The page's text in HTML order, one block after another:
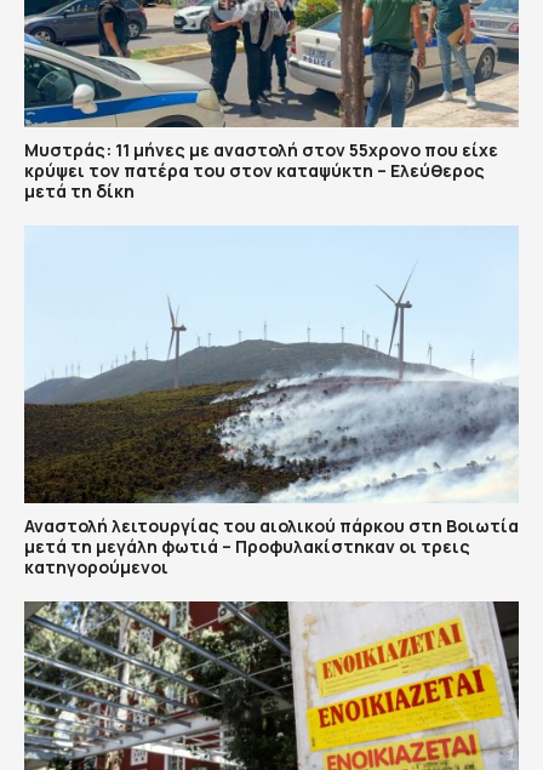
Μυστράς: 11 μήνες με αναστολή στον 55χρονο που είχε
κρύψει τον πατέρα του στον καταψύκτη – Ελεύθερος
μετά τη δίκη
Αναστολή λειτουργίας του αιολικού πάρκου στη Βοιωτία
μετά τη μεγάλη φωτιά – Προφυλακίστηκαν οι τρεις
κατηγορούμενοι